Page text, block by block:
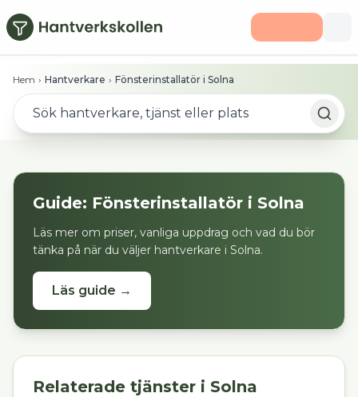
Hoppa till huvudinnehåll
Hem › Hantverkare › Fönsterinstallatör i Solna
Guide: Fönsterinstallatör i Solna
Läs mer om priser, vanliga uppdrag och vad du bör
tänka på när du väljer hantverkare i Solna.
Läs guide →
Relaterade tjänster i Solna